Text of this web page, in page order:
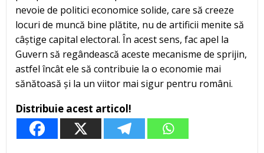
nevoie de politici economice solide, care să creeze
locuri de muncă bine plătite, nu de artificii menite să
câștige capital electoral. În acest sens, fac apel la
Guvern să regândească aceste mecanisme de sprijin,
astfel încât ele să contribuie la o economie mai
sănătoasă și la un viitor mai sigur pentru români.
Distribuie acest articol!